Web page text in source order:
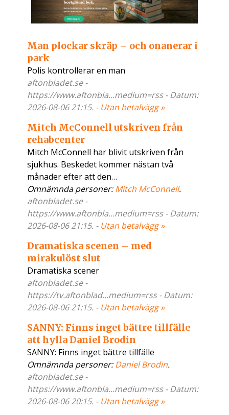
Man plockar skräp – och onanerar i
park
Polis kontrollerar en man
aftonbladet.se -
https://www.aftonbla...medium=rss - Datum:
2026-08-06 21:15. - Utan betalvägg »
Mitch McConnell utskriven från
rehabcenter
Mitch McConnell har blivit utskriven från
sjukhus. Beskedet kommer nästan två
månader efter att den…
Omnämnda personer:Mitch McConnell.
aftonbladet.se -
https://www.aftonbla...medium=rss - Datum:
2026-08-06 21:15. - Utan betalvägg »
Dramatiska scenen – med
mirakulöst slut
Dramatiska scener
aftonbladet.se -
https://tv.aftonblad...medium=rss - Datum:
2026-08-06 21:15. - Utan betalvägg »
SANNY: Finns inget bättre tillfälle
att hylla Daniel Brodin
SANNY: Finns inget bättre tillfälle
Omnämnda personer:Daniel Brodin.
aftonbladet.se -
https://www.aftonbla...medium=rss - Datum:
2026-08-06 20:15. - Utan betalvägg »